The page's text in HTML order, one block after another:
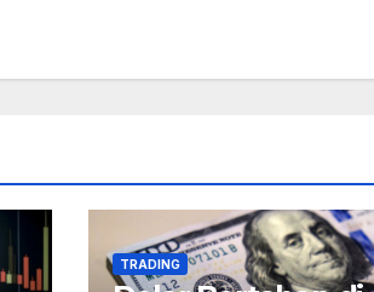
TRADING